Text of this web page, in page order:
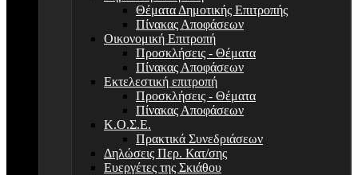
Θέματα Δημοτικής Επιτροπής
Πίνακας Αποφάσεων
Οικονομική Επιτροπή
Προσκλήσεις - Θέματα
Πίνακας Αποφάσεων
Εκτελεστική επιτροπή
Προσκλήσεις - Θέματα
Πίνακας Αποφάσεων
Κ.Ο.Σ.Ε.
Πρακτικά Συνεδριάσεων
Δηλώσεις Περ. Κατ/σης
Ευεργέτες της Σκιάθου